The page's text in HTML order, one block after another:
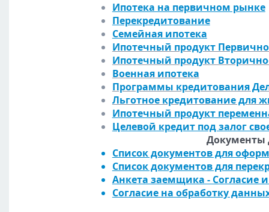
Ипотека на первичном рынке
Перекредитование
Семейная ипотека
Ипотечный продукт
Ипотечный продукт
Военная ипотека
Программы кредитования
Льготное кредитование для
Ипотечный продукт
Целевой кредит под залог
Документы
Список документов для
Список документов для
Анкета заемщика - Согласие
Согласие на обработку